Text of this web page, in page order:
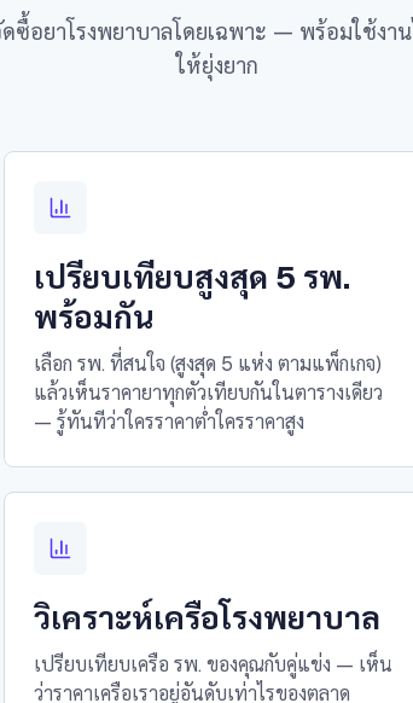
ซื้อยาโรงพยาบาลโดยเฉพาะ — พร้อมใช้งา
ให้ยุ่งยาก
เปรียบเทียบสูงสุด 5 รพ.
พร้อมกัน
เลือก รพ. ที่สนใจ (สูงสุด 5 แห่ง ตามแพ็กเกจ)
แล้วเห็นราคายาทุกตัวเทียบกันในตารางเดียว
— รู้ทันทีว่าใครราคาต่ำใครราคาสูง
วิเคราะห์เครือโรงพยาบาล
เปรียบเทียบเครือ รพ. ของคุณกับคู่แข่ง — เห็น
ว่าราคาเครือเราอยู่อันดับเท่าไรของตลาด